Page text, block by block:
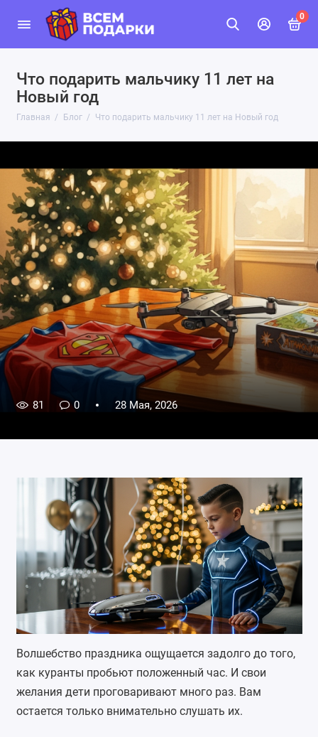
0
Что подарить мальчику 11 лет на
Новый год
Главная Блог Что подарить мальчику 11 лет на Новый год
81 0 28 Мая, 2026
Волшебство праздника ощущается задолго до того,
как куранты пробьют положенный час. И свои
желания дети проговаривают много раз. Вам
остается только внимательно слушать их.